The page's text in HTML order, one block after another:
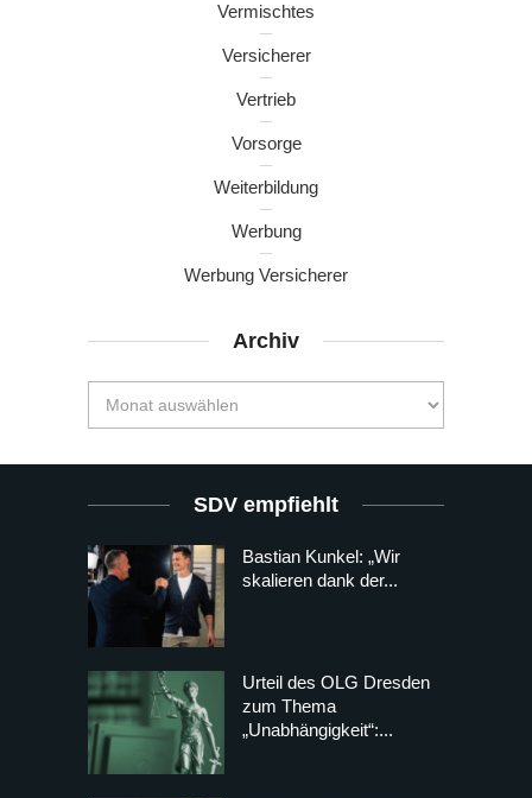
Vermischtes
Versicherer
Vertrieb
Vorsorge
Weiterbildung
Werbung
Werbung Versicherer
Archiv
SDV empfiehlt
Bastian Kunkel: „Wir
skalieren dank der...
Urteil des OLG Dresden
zum Thema
„Unabhängigkeit“:...